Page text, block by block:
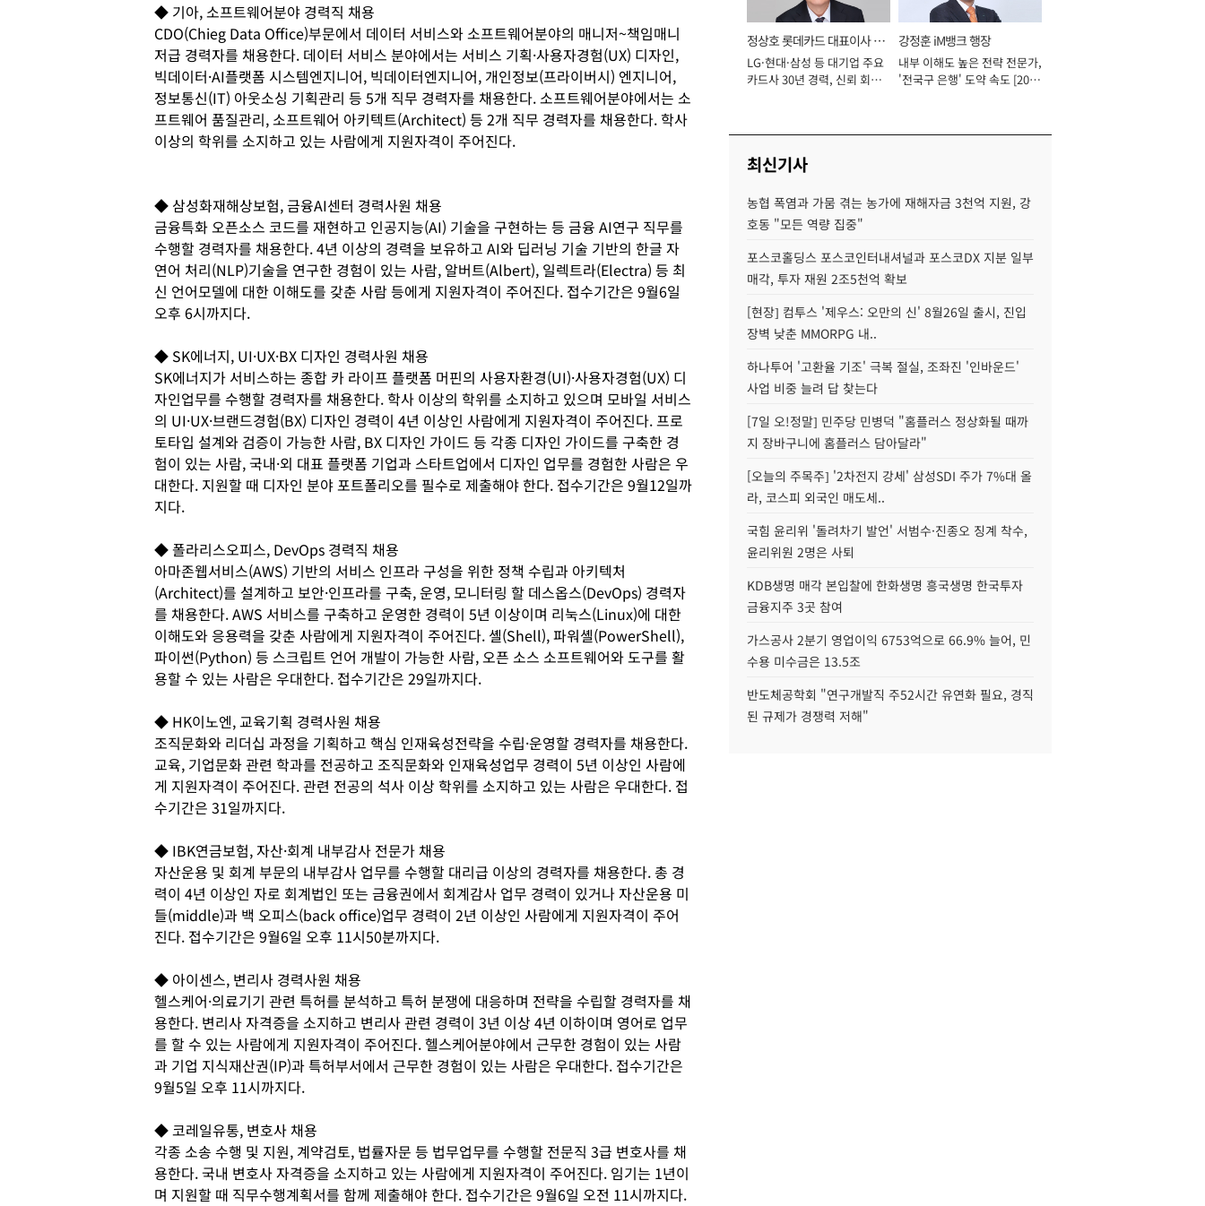
◆ 기아, 소프트웨어분야 경력직 채용
CDO(Chieg Data Office)부문에서 데이터 서비스와 소프트웨어분야의 매니저~책임매니
저급 경력자를 채용한다. 데이터 서비스 분야에서는 서비스 기획·사용자경험(UX) 디자인,
빅데이터·AI플랫폼 시스템엔지니어, 빅데이터엔지니어, 개인정보(프라이버시) 엔지니어,
정보통신(IT) 아웃소싱 기획관리 등 5개 직무 경력자를 채용한다. 소프트웨어분야에서는 소
프트웨어 품질관리, 소프트웨어 아키텍트(Architect) 등 2개 직무 경력자를 채용한다. 학사
이상의 학위를 소지하고 있는 사람에게 지원자격이 주어진다.
◆ 삼성화재해상보험, 금융AI센터 경력사원 채용
금융특화 오픈소스 코드를 재현하고 인공지능(AI) 기술을 구현하는 등 금융 AI연구 직무를
수행할 경력자를 채용한다. 4년 이상의 경력을 보유하고 AI와 딥러닝 기술 기반의 한글 자
연어 처리(NLP)기술을 연구한 경험이 있는 사람, 알버트(Albert), 일렉트라(Electra) 등 최
신 언어모델에 대한 이해도를 갖춘 사람 등에게 지원자격이 주어진다. 접수기간은 9월6일
오후 6시까지다.
◆ SK에너지, UI·UX·BX 디자인 경력사원 채용
SK에너지가 서비스하는 종합 카 라이프 플랫폼 머핀의 사용자환경(UI)·사용자경험(UX) 디
자인업무를 수행할 경력자를 채용한다. 학사 이상의 학위를 소지하고 있으며 모바일 서비스
의 UI·UX·브랜드경험(BX) 디자인 경력이 4년 이상인 사람에게 지원자격이 주어진다. 프로
토타입 설계와 검증이 가능한 사람, BX 디자인 가이드 등 각종 디자인 가이드를 구축한 경
험이 있는 사람, 국내·외 대표 플랫폼 기업과 스타트업에서 디자인 업무를 경험한 사람은 우
대한다. 지원할 때 디자인 분야 포트폴리오를 필수로 제출해야 한다. 접수기간은 9월12일까
지다.
◆ 폴라리스오피스, DevOps 경력직 채용
아마존웹서비스(AWS) 기반의 서비스 인프라 구성을 위한 정책 수립과 아키텍처
(Architect)를 설계하고 보안·인프라를 구축, 운영, 모니터링 할 데스옵스(DevOps) 경력자
를 채용한다. AWS 서비스를 구축하고 운영한 경력이 5년 이상이며 리눅스(Linux)에 대한
이해도와 응용력을 갖춘 사람에게 지원자격이 주어진다. 셸(Shell), 파워셸(PowerShell),
파이썬(Python) 등 스크립트 언어 개발이 가능한 사람, 오픈 소스 소프트웨어와 도구를 활
용할 수 있는 사람은 우대한다. 접수기간은 29일까지다.
◆ HK이노엔, 교육기획 경력사원 채용
조직문화와 리더십 과정을 기획하고 핵심 인재육성전략을 수립·운영할 경력자를 채용한다.
교육, 기업문화 관련 학과를 전공하고 조직문화와 인재육성업무 경력이 5년 이상인 사람에
게 지원자격이 주어진다. 관련 전공의 석사 이상 학위를 소지하고 있는 사람은 우대한다. 접
수기간은 31일까지다.
◆ IBK연금보험, 자산·회계 내부감사 전문가 채용
자산운용 및 회계 부문의 내부감사 업무를 수행할 대리급 이상의 경력자를 채용한다. 총 경
력이 4년 이상인 자로 회계법인 또는 금융권에서 회계감사 업무 경력이 있거나 자산운용 미
들(middle)과 백 오피스(back office)업무 경력이 2년 이상인 사람에게 지원자격이 주어
진다. 접수기간은 9월6일 오후 11시50분까지다.
◆ 아이센스, 변리사 경력사원 채용
헬스케어·의료기기 관련 특허를 분석하고 특허 분쟁에 대응하며 전략을 수립할 경력자를 채
용한다. 변리사 자격증을 소지하고 변리사 관련 경력이 3년 이상 4년 이하이며 영어로 업무
를 할 수 있는 사람에게 지원자격이 주어진다. 헬스케어분야에서 근무한 경험이 있는 사람
과 기업 지식재산권(IP)과 특허부서에서 근무한 경험이 있는 사람은 우대한다. 접수기간은
9월5일 오후 11시까지다.
◆ 코레일유통, 변호사 채용
각종 소송 수행 및 지원, 계약검토, 법률자문 등 법무업무를 수행할 전문직 3급 변호사를 채
용한다. 국내 변호사 자격증을 소지하고 있는 사람에게 지원자격이 주어진다. 임기는 1년이
며 지원할 때 직무수행계획서를 함께 제출해야 한다. 접수기간은 9월6일 오전 11시까지다.
정상호 롯데카드 대표이사 사
장
LG·현대·삼성 등 대기업 주요
카드사 30년 경력, 신뢰 회복
강정훈 iM뱅크 행장
내부 이해도 높은 전략 전문가,
'전국구 은행' 도약 속도 [2026
최신기사
농협 폭염과 가뭄 겪는 농가에 재해자금 3천억 지원, 강
호동 "모든 역량 집중"
포스코홀딩스 포스코인터내셔널과 포스코DX 지분 일부
매각, 투자 재원 2조5천억 확보
[현장] 컴투스 '제우스: 오만의 신' 8월26일 출시, 진입
장벽 낮춘 MMORPG 내..
하나투어 '고환율 기조' 극복 절실, 조좌진 '인바운드'
사업 비중 늘려 답 찾는다
[7일 오!정말] 민주당 민병덕 "홈플러스 정상화될 때까
지 장바구니에 홈플러스 담아달라"
[오늘의 주목주] '2차전지 강세' 삼성SDI 주가 7%대 올
라, 코스피 외국인 매도세..
국힘 윤리위 '돌려차기 발언' 서범수·진종오 징계 착수,
윤리위원 2명은 사퇴
KDB생명 매각 본입찰에 한화생명 흥국생명 한국투자
금융지주 3곳 참여
가스공사 2분기 영업이익 6753억으로 66.9% 늘어, 민
수용 미수금은 13.5조
반도체공학회 "연구개발직 주52시간 유연화 필요, 경직
된 규제가 경쟁력 저해"